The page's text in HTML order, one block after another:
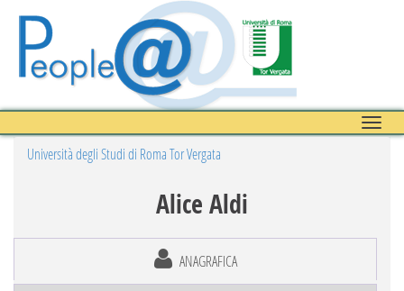
Toggle
Università degli Studi di Roma Tor Vergata
Alice Aldi
ANAGRAFICA